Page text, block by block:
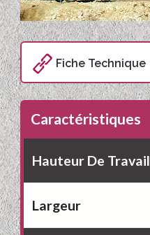
Fiche Technique
Caractéristiques
Hauteur De Travail
Largeur